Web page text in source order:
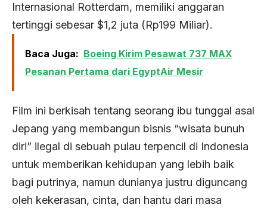
Internasional Rotterdam, memiliki anggaran
tertinggi sebesar $1,2 juta (Rp199 Miliar).
Baca Juga: Boeing Kirim Pesawat 737 MAX
Pesanan Pertama dari EgyptAir Mesir
Film ini berkisah tentang seorang ibu tunggal asal
Jepang yang membangun bisnis “wisata bunuh
diri” ilegal di sebuah pulau terpencil di Indonesia
untuk memberikan kehidupan yang lebih baik
bagi putrinya, namun dunianya justru diguncang
oleh kekerasan, cinta, dan hantu dari masa